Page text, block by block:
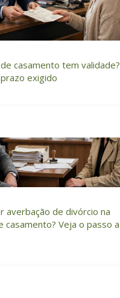
casamento tem validade?
exigido
averbação de divórcio na
casamento? Veja o passo a